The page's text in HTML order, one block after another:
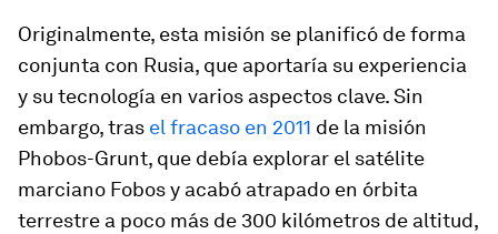
Originalmente, esta misión se planificó de forma
conjunta con Rusia, que aportaría su experiencia
y su tecnología en varios aspectos clave. Sin
embargo, tras el fracaso en 2011 de la misión
Phobos-Grunt, que debía explorar el satélite
marciano Fobos y acabó atrapado en órbita
terrestre a poco más de 300 kilómetros de altitud,